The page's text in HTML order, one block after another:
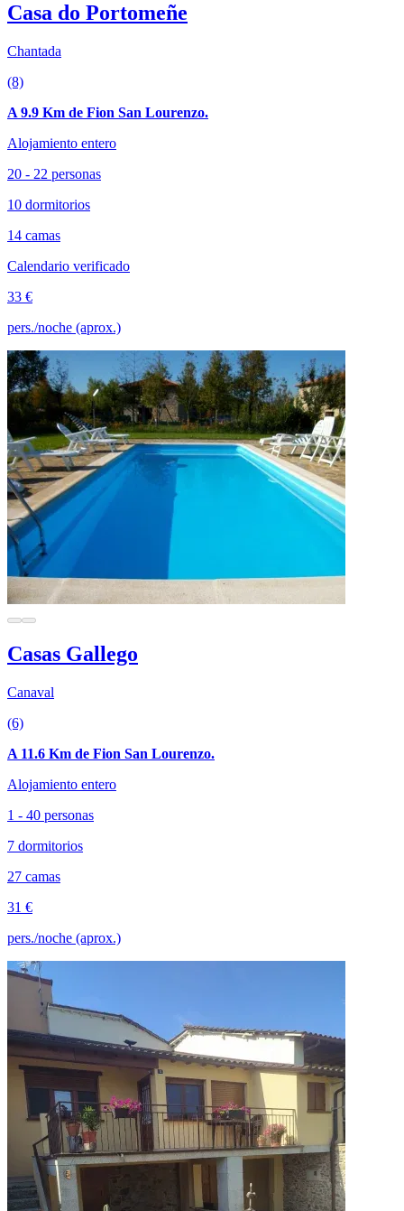
Casa do Portomeñe
Chantada
(8)
A 9.9 Km de Fion San Lourenzo.
Alojamiento entero
20 - 22 personas
10 dormitorios
14 camas
Calendario verificado
33 €
pers./noche (aprox.)
Casas Gallego
Canaval
(6)
A 11.6 Km de Fion San Lourenzo.
Alojamiento entero
1 - 40 personas
7 dormitorios
27 camas
31 €
pers./noche (aprox.)